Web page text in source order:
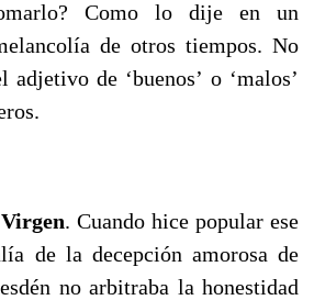
Como lo dije en un
de otros tiempos. No
de ‘buenos’ o ‘malos’
. Cuando hice popular ese
de la decepción amorosa de
no arbitraba la honestidad